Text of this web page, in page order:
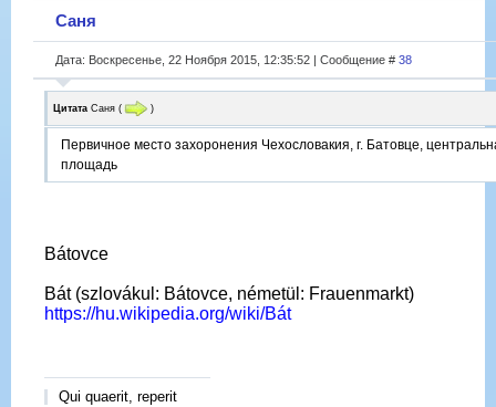
Саня
Дата: Воскресенье, 22 Ноября 2015, 12:35:52 | Сообщение # 38
Цитата Саня ( )
Первичное место захоронения Чехословакия, г. Батовце,
площадь
Bátovce
Bát (szlovákul: Bátovce, németül: Frauenmarkt)
https://hu.wikipedia.org/wiki/Bát
Qui quaerit, reperit